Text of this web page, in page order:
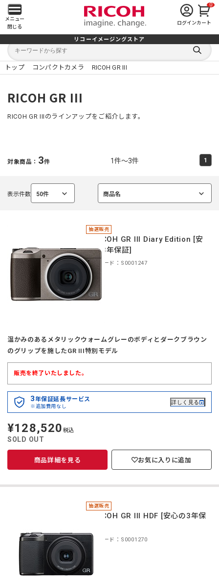
メ
イ
ン
メ
ニ
ュ
を
く
メニュー
閉じる
ログイン
0
カート
リコーイメージングストア
キ
ワ
ー
キ
検
索
る
トップ コンパクトカメラ RICOH GR III
RICOH GR III
RICOH GR IIIのラインアップをご紹介します。
対象商品： 3件 1件～3件 1
表示件数 50件
選
商品名
選
抽選販売
＊RICOH GR III Diary Edition [安
心の3年保証]
商品コード：S0001247
温かみのあるメタリックウォームグレーのボディとダークブラウン
のグリップを施したGR III特別モデル
販売を終了いたしました。
3年保証延長サービス
※追加費用なし
詳しく見る
定
価
¥128,520 税込
SOLD OUT
商品詳細を見る お気に入りに追加
抽選販売
＊RICOH GR III HDF [安心の3年保
商品コード：S0001270